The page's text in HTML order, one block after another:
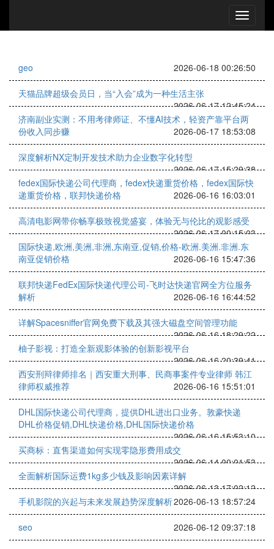
geo 2026-06-18 00:26:50
天猫品牌超级会员日，当“入会”成为一种生活主张
2026-06-17 12:45:24
济南副业实测：不用考律师证、不懂AI技术，轻资产靠平台两
份收入同步赚
2026-06-17 18:53:08
深度解析NX定制开发技术助力企业数字化转型
2026-06-17 15:29:38
fedex国际快递公司代理商，fedex快递重货价格，fedex国际快
递重货价格，联邦快递价格
2026-06-16 16:03:01
高清电影网带你畅享极致视觉盛宴，体验无与伦比的观影感受
2026-06-17 00:15:03
国际快递,欧洲,美洲,非洲,东南亚,促销,价格-欧洲.美洲.非洲.东
南亚促销价格
2026-06-16 15:47:36
联邦快递FedEx国际快递代理公司-飞时达快递官网全方位服务
解析
2026-06-16 16:44:52
详解Spacesniffer官网免费下载及其强大磁盘空间管理功能
2026-06-16 18:29:22
柚子影视：打造全新观影体验的创新影视平台
2026-06-16 20:39:41
西安刑辩律师排名｜西安重大刑事、民商事案件专业律师 韩江
律师权威推荐
2026-06-16 15:51:01
DHL国际快递公司代理商，提供DHL进出口业务。敦豪快递
DHL价格促销,DHL快递价格,DHL国际快递价格
2026-06-16 15:53:10
买商标：直售渠道如何实现零隐形费用成交
2026-06-14 00:01:53
全面解析国际运费1kg多少钱及影响因素详解
2026-06-13 17:02:12
手机影院的兴起与未来发展趋势深度解析2026-06-13 18:57:24
seo 2026-06-12 09:37:18